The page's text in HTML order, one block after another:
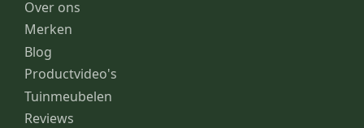
Over ons
Merken
Blog
Productvideo's
Tuinmeubelen
Reviews